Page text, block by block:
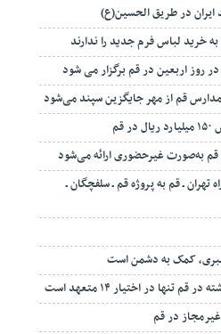
در طریق الحسین(ع)
خرید لباس فرم جدید را ندارند
روز اربعین در قم برگزار می شود
قم از مهر جایگزین سپند می‌شود
تهران ـ قم به پروژه قم ـ سلفچگان ـ
کمک به دشمن است
در قم